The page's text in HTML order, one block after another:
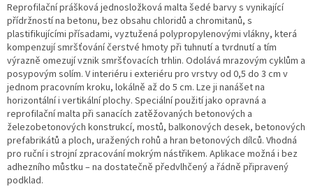
Reprofilační prášková jednosložková malta šedé barvy s vynikající
přídržností na betonu, bez obsahu chloridů a chromitanů, s
plastifikujícími přísadami, vyztužená polypropylenovými vlákny, která
kompenzují smršťování čerstvé hmoty při tuhnutí a tvrdnutí a tím
výrazně omezují vznik smršťovacích trhlin. Odolává mrazovým cyklům a
posypovým solím. V interiéru i exteriéru pro vrstvy od 0,5 do 3 cm v
jednom pracovním kroku, lokálně až do 5 cm. Lze ji nanášet na
horizontální i vertikální plochy. Speciální použití jako opravná a
reprofilační malta při sanacích zatěžovaných betonových a
železobetonových konstrukcí, mostů, balkonových desek, betonových
prefabrikátů a ploch, uražených rohů a hran betonových dílců. Vhodná
pro ruční i strojní zpracování mokrým nástřikem. Aplikace možná i bez
adhezního můstku – na dostatečně předvlhčený a řádně připravený
podklad.